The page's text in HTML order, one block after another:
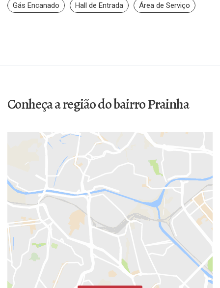
Gás Encanado Hall de Entrada Área de Serviço
Conheça a região do bairro Prainha